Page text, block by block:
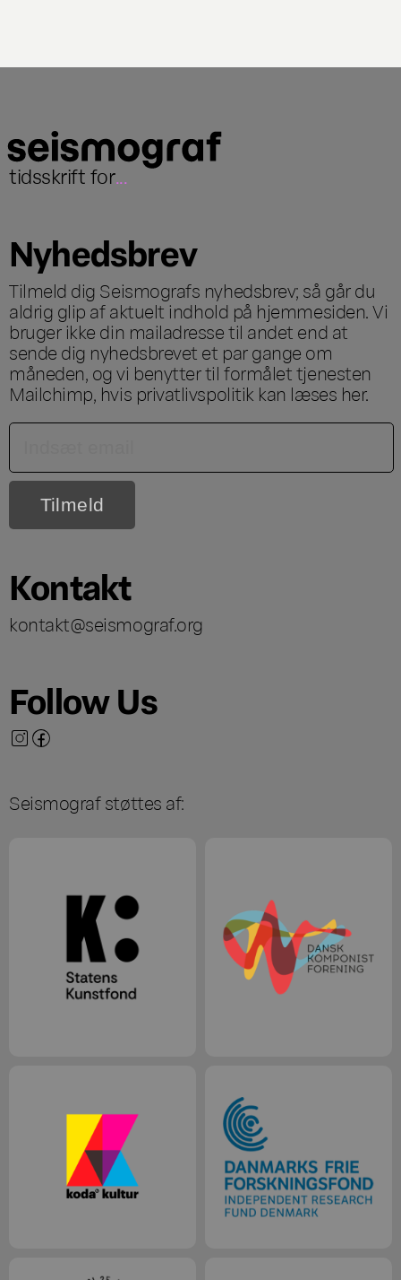
tidsskrift for...
Nyhedsbrev
Tilmeld dig Seismografs nyhedsbrev; så går du
aldrig glip af aktuelt indhold på hjemmesiden. Vi
bruger ikke din mailadresse til andet end at
sende dig nyhedsbrevet et par gange om
måneden, og vi benytter til formålet tjenesten
Mailchimp, hvis privatlivspolitik kan læses her.
Kontakt
kontakt@seismograf.org
Follow Us
Seismograf støttes af: